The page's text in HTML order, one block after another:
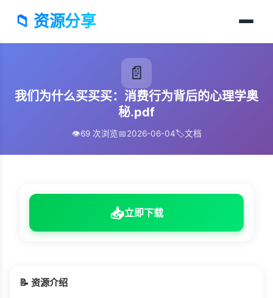
📁 资源分享
📄
我们为什么买买买：消费行为背后的心理学奥
秘.pdf
👁️69 次浏览📅2026-06-04🏷️文档
📥立即下载
📝 资源介绍